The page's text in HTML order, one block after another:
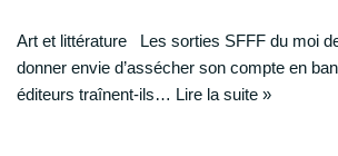
Art et littérature Les sorties SFFF du moi
donner envie d’assécher son compte en
éditeurs traînent-ils… Lire la suite »